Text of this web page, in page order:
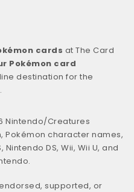
cards at The Card
Pokémon card
destination for the
Nintendo/Creatures
Pokémon character names,
DS, Wii, Wii U, and
supported, or